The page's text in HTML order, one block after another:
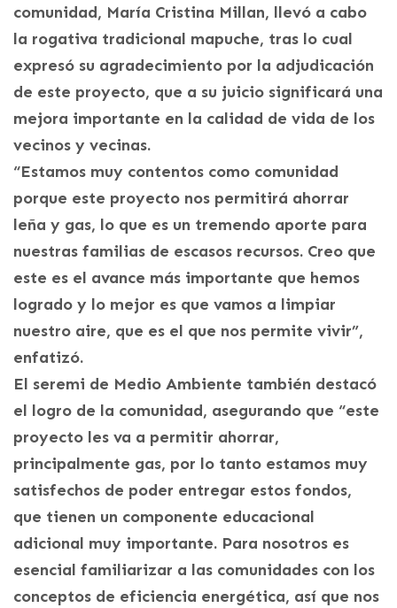
comunidad, María Cristina Millan, llevó a cabo
la rogativa tradicional mapuche, tras lo cual
expresó su agradecimiento por la adjudicación
de este proyecto, que a su juicio significará una
mejora importante en la calidad de vida de los
vecinos y vecinas.
“Estamos muy contentos como comunidad
porque este proyecto nos permitirá ahorrar
leña y gas, lo que es un tremendo aporte para
nuestras familias de escasos recursos. Creo que
este es el avance más importante que hemos
logrado y lo mejor es que vamos a limpiar
nuestro aire, que es el que nos permite vivir”,
enfatizó.
El seremi de Medio Ambiente también destacó
el logro de la comunidad, asegurando que “este
proyecto les va a permitir ahorrar,
principalmente gas, por lo tanto estamos muy
satisfechos de poder entregar estos fondos,
que tienen un componente educacional
adicional muy importante. Para nosotros es
esencial familiarizar a las comunidades con los
conceptos de eficiencia energética, así que nos